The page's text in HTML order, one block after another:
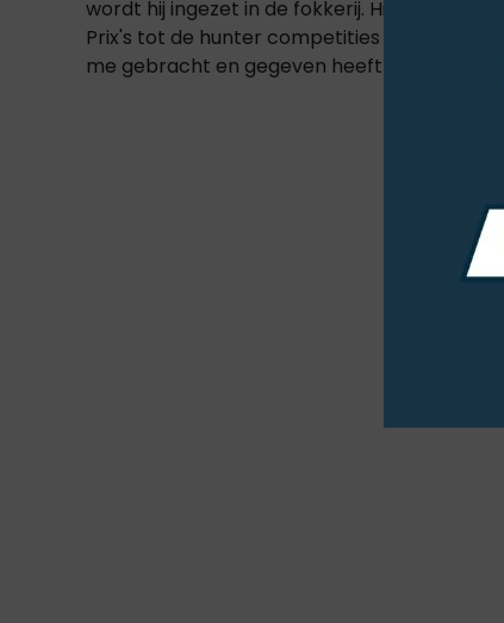
wordt hij ingezet in de fokkerij. Hij heeft de
Prix's tot de hunter competities alsook
me gebracht en gegeven heeft!"